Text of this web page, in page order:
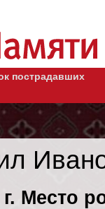
пострадавших
Место